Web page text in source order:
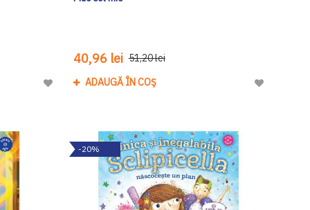
Adaugă
Dorinte
40,96 lei 51,20 lei
ADAUGĂ ÎN COȘ
Adaugă
-20%